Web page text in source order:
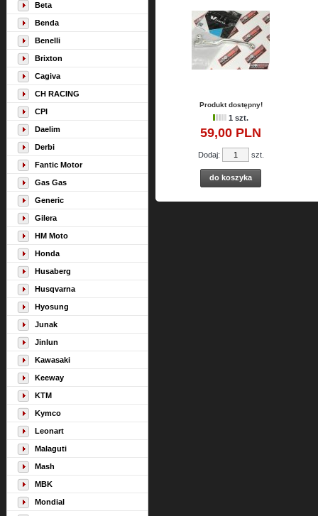
Beta
Benda
Benelli
Brixton
Cagiva
CH RACING
CPI
Daelim
Derbi
Fantic Motor
Gas Gas
Generic
Gilera
HM Moto
Honda
Husaberg
Husqvarna
Hyosung
Junak
Jinlun
Kawasaki
Keeway
KTM
Kymco
Leonart
Malaguti
Mash
MBK
Mondial
Produkt dostępny!
1 szt.
59,00 PLN
Dodaj: szt.
do koszyka